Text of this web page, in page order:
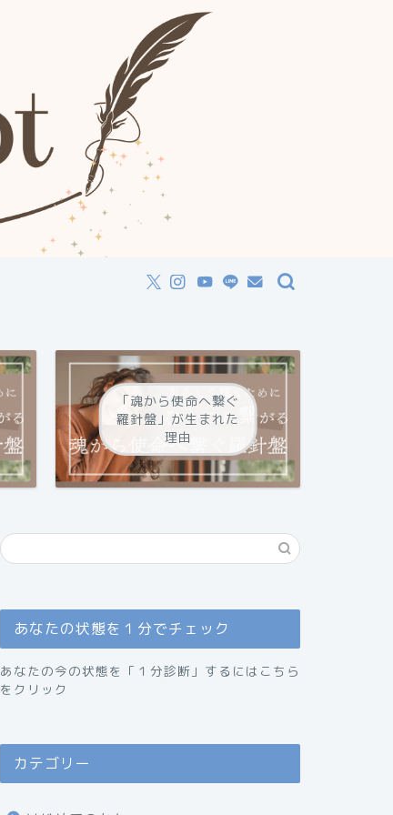
「魂から使命へ繋ぐ
羅針盤」が生まれた
理由
あなたの状態を１分でチェック
あなたの今の状態を「１分診断」するにはこちら
をクリック
カテゴリー